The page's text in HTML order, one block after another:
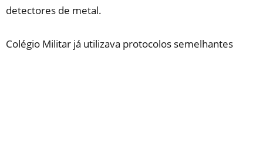
detectores de metal.
Colégio Militar já utilizava protocolos semelhantes